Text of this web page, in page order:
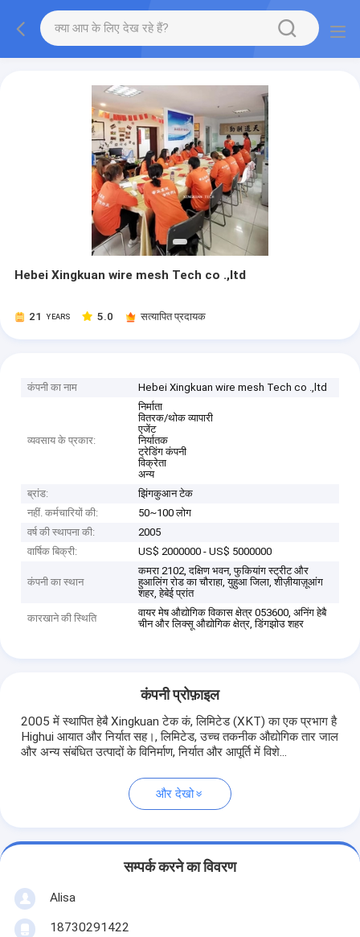
Hebei Xingkuan wire mesh Tech co .,ltd
21 YEARS 5.0 सत्यापित प्रदायक
कंपनी का नाम Hebei Xingkuan wire mesh Tech co .,ltd
व्यवसाय के प्रकार:
निर्माता
वितरक/थोक व्यापारी
एजेंट
निर्यातक
ट्रेडिंग कंपनी
विक्रेता
अन्य
ब्रांड:
झिंगकुआन टेक
नहीं. कर्मचारियों की:
50~100 लोग
वर्ष की स्थापना की:
2005
वार्षिक बिक्री:
US$ 2000000 - US$ 5000000
कंपनी का स्थान
कमरा 2102, दक्षिण भवन, फुकियांग स्ट्रीट और
हुआलिंग रोड का चौराहा, युहुआ जिला, शीज़ीयाज़ूआंग
शहर, हेबेई प्रांत
कारखाने की स्थिति
वायर मेष औद्योगिक विकास क्षेत्र 053600, अनिंग हेबै
चीन और लिक्सू औद्योगिक क्षेत्र, डिंगझोउ शहर
कंपनी प्रोफ़ाइल
2005 में स्थापित हेबै Xingkuan टेक कं, लिमिटेड (XKT) का एक प्रभाग है
Highui आयात और निर्यात सह।, लिमिटेड, उच्च तकनीक औद्योगिक तार जाल
और अन्य संबंधित उत्पादों के विनिर्माण, निर्यात और आपूर्ति में विशे...
और देखो
सम्पर्क करने का विवरण
Alisa
18730291422